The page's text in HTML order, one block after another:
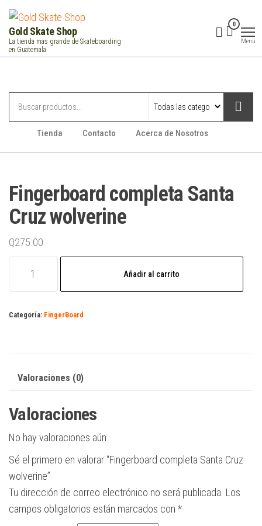
Saltar
contenido
Gold Skate Shop
La tienda mas grande de Skateboarding
en Guatemala
0
Menú
Tienda Contacto Acerca de Nosotros
Fingerboard completa Santa
Cruz wolverine
Q275.00
completa
Cruz
Añadir al carrito
Categoría: FingerBoard
Valoraciones (0)
Valoraciones
No hay valoraciones aún.
Sé el primero en valorar “Fingerboard completa Santa Cruz
wolverine”
Tu dirección de correo electrónico no será publicada. Los
campos obligatorios están marcados con *